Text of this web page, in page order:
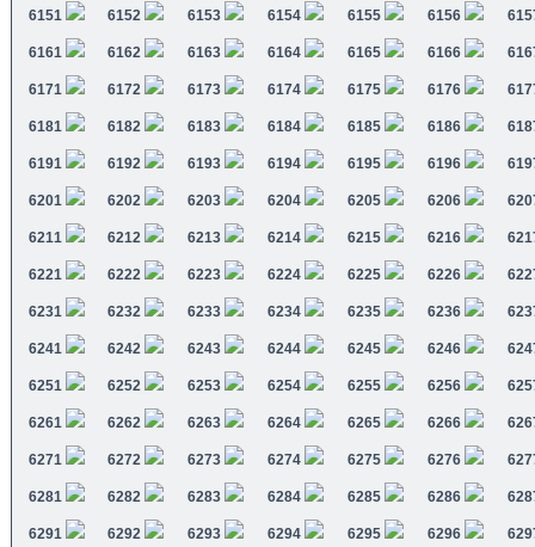
6151 6152 6153 6154 6155 6156
6161 6162 6163 6164 6165 6166
6171 6172 6173 6174 6175 6176
6181 6182 6183 6184 6185 6186
6191 6192 6193 6194 6195 6196
6201 6202 6203 6204 6205 6206
6211 6212 6213 6214 6215 6216
6221 6222 6223 6224 6225 6226
6231 6232 6233 6234 6235 6236
6241 6242 6243 6244 6245 6246
6251 6252 6253 6254 6255 6256
6261 6262 6263 6264 6265 6266
6271 6272 6273 6274 6275 6276
6281 6282 6283 6284 6285 6286
6291 6292 6293 6294 6295 6296